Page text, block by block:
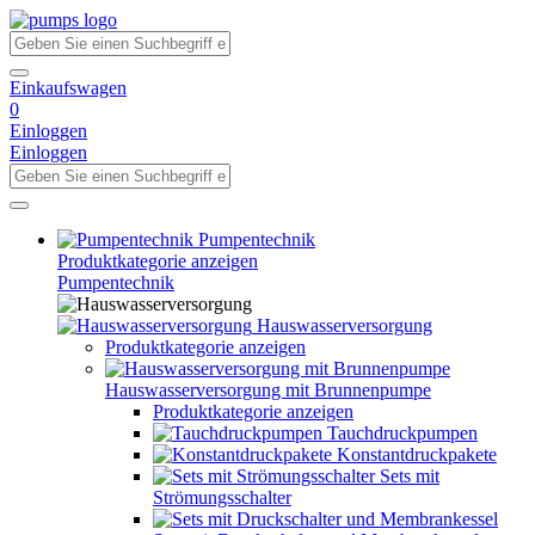
Einkaufswagen
0
Einloggen
Einloggen
Pumpentechnik
Produktkategorie anzeigen
Pumpentechnik
Hauswasserversorgung
Produktkategorie anzeigen
Hauswasserversorgung mit Brunnenpumpe
Produktkategorie anzeigen
Tauchdruckpumpen
Konstantdruckpakete
Sets mit
Strömungsschalter